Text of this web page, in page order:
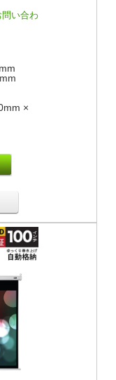
い合わ
×